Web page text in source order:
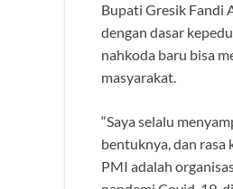
Bupati Gresik Fandi
dengan dasar
nahkoda baru bisa
masyarakat.
“Saya selalu
bentuknya, dan rasa
PMI adalah